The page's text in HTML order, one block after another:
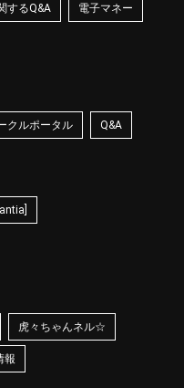
するQ&A 電子マネー
クルポータル Q&A
虎々ちゃんネル☆
報